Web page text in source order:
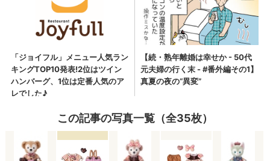
この記事の写真一覧（全35枚）